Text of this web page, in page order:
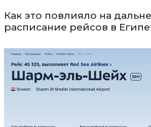
Как это повлияло на
расписание рейсов в